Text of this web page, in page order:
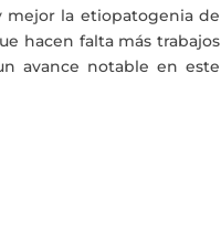
mejor la etiopatogenia de
hacen falta más trabajos
avance notable en este